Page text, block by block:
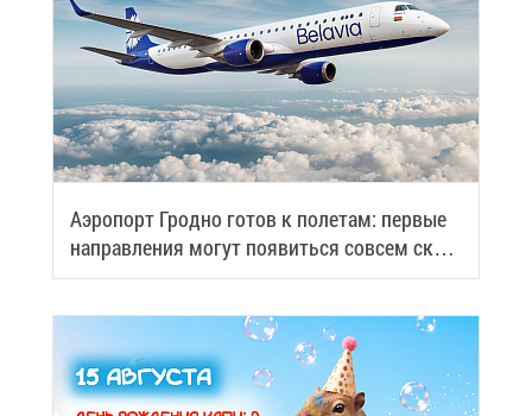
Аэро­порт Грод­но го­тов к по­ле­там: пер­вые
на­прав­ле­ния мо­гут по­явить­ся со­всем ско­
ро